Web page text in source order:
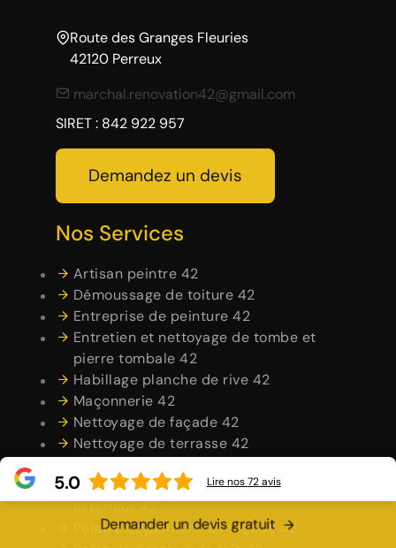
Route des Granges Fleuries
42120 Perreux
marchal.renovation42@gmail.com
SIRET : 842 922 957
Demandez un devis
Nos Services
Artisan peintre 42
Démoussage de toiture 42
Entreprise de peinture 42
Entretien et nettoyage de tombe et
pierre tombale 42
Habillage planche de rive 42
Maçonnerie 42
Nettoyage de façade 42
Nettoyage de terrasse 42
Peintre en bâtiment intérieur et
extérieur 42
Peintre et peinture de façade 42
Demander un devis gratuit
5.0 Lire nos72avis